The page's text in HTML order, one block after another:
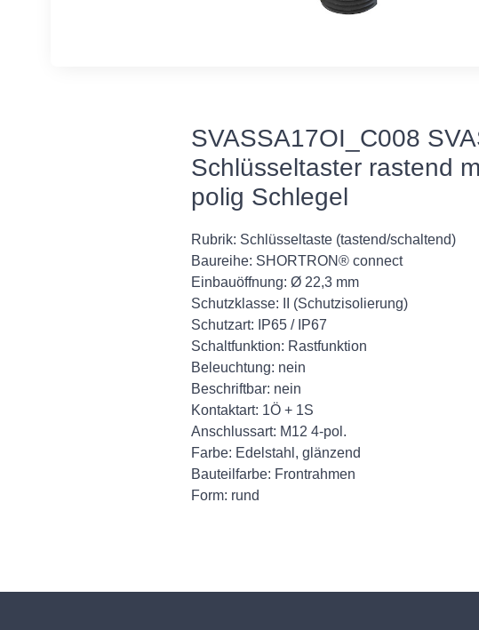
SVASSA17OI_C008
Schlüsseltaster rastend
polig Schlegel
Rubrik: Schlüsseltaste (tastend/schaltend)
Baureihe: SHORTRON® connect
Einbauöffnung: Ø 22,3 mm
Schutzklasse: II (Schutzisolierung)
Schutzart: IP65 / IP67
Schaltfunktion: Rastfunktion
Beleuchtung: nein
Beschriftbar: nein
Kontaktart: 1Ö + 1S
Anschlussart: M12 4-pol.
Farbe: Edelstahl, glänzend
Bauteilfarbe: Frontrahmen
Form: rund